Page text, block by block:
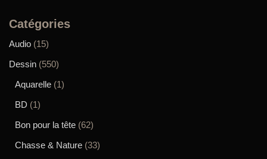
Catégories
Audio (15)
Dessin (550)
Aquarelle (1)
BD (1)
Bon pour la tête (62)
Chasse & Nature (33)